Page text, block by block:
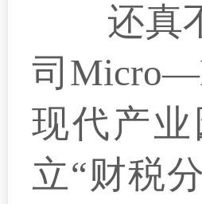
还真不
司
现代产
立“财税